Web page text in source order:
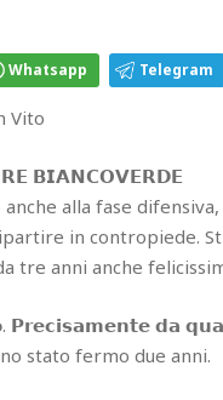
Whatsapp Telegram
Vito
𝗕𝗜𝗔𝗡𝗖𝗢𝗩𝗘𝗥𝗗𝗘
alla fase
in contropiede.
tre anni anche
𝗣𝗿𝗲𝗰𝗶𝘀𝗮𝗺𝗲𝗻𝘁𝗲 𝗱𝗮
stato fermo due anni.